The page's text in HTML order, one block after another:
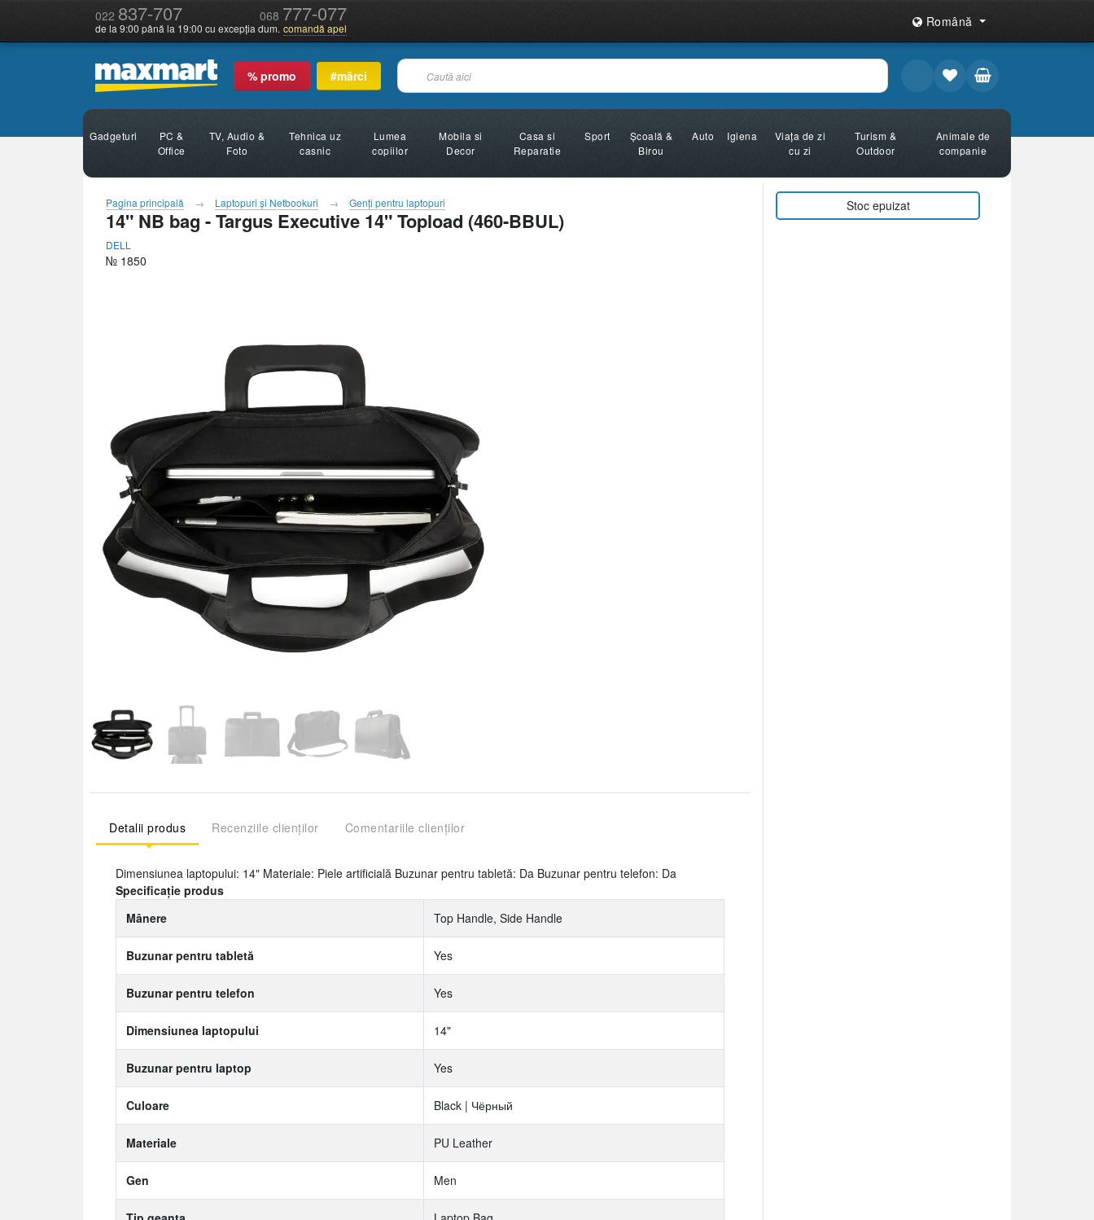
022 837-707 068 777-077
de la 9:00 până la 19:00 cu excepția dum. comandă apel Română
% promo #mărci
Gadgeturi
PC &
Office
TV, Audio &
Foto
Tehnica uz
casnic
Lumea
copiilor
Mobila si
Decor
Casa si
Reparatie
Sport
Şcoală &
Birou
Auto Igiena
Viața de zi
cu zi
Turism &
Outdoor
Animale de
companie
Pagina principală Laptopuri şi Netbookuri Genţi pentru laptopuri
14" NB bag - Targus Executive 14" Topload (460-BBUL)
DELL
№ 1850
Detalii produs Recenziile clienților Comentariile clienților
Dimensiunea laptopului: 14" Materiale: Piele artificială Buzunar pentru tabletă: Da Buzunar pentru telefon: Da
Specificație produs
Mânere
Top Handle, Side Handle
Buzunar pentru tabletă Yes
Buzunar pentru telefon Yes
Dimensiunea laptopului 14"
Buzunar pentru laptop Yes
Culoare Black | Чёрный
Materiale PU Leather
Gen Men
Stoc epuizat